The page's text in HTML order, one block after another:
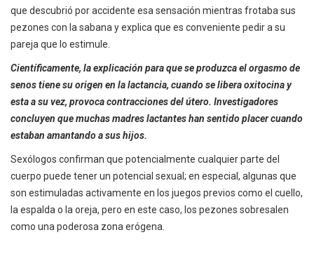
que descubrió por accidente esa sensación mientras frotaba sus
pezones con la sabana y explica que es conveniente pedir a su
pareja que lo estimule.
Científicamente, la explicación para que se produzca el orgasmo de
senos tiene su origen en la lactancia, cuando se libera oxitocina y
esta a su vez, provoca contracciones del útero. Investigadores
concluyen que muchas madres lactantes han sentido placer cuando
estaban amantando a sus hijos.
Sexólogos confirman que potencialmente cualquier parte del
cuerpo puede tener un potencial sexual; en especial, algunas que
son estimuladas activamente en los juegos previos como el cuello,
la espalda o la oreja, pero en este caso, los pezones sobresalen
como una poderosa zona erógena.